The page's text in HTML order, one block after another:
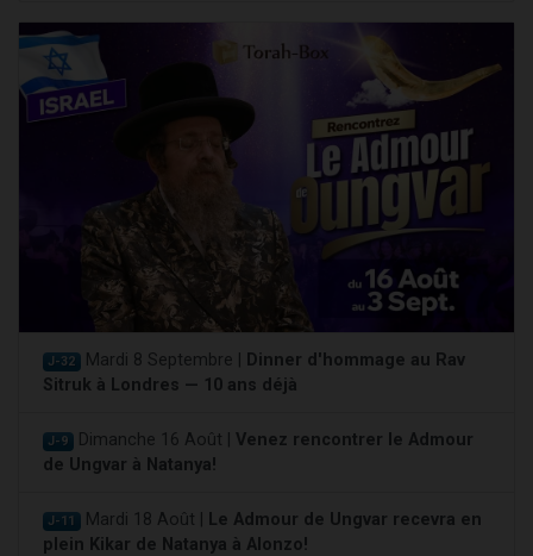
J-32 Mardi 8 Septembre |
Dinner d'hommage au Rav
Sitruk à Londres — 10 ans déjà
J-9 Dimanche 16 Août | Venez rencontrer le Admour
de Ungvar à Natanya!
J-11 Mardi 18 Août |
Le Admour de Ungvar recevra en
plein Kikar de Natanya à Alonzo!